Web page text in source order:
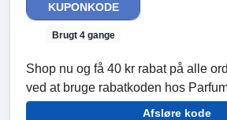
KUPONKODE
Brugt 4 gange
Shop nu og få 40 kr rabat på alle
ved at bruge rabatkoden hos
Afsløre kode